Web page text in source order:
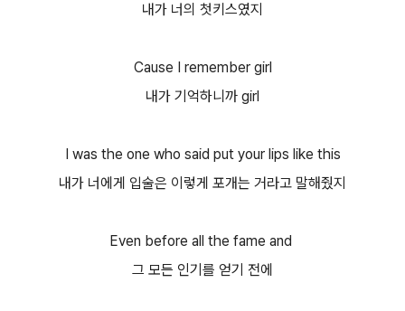
내가 너의 첫키스였지
Cause I remember girl
내가 기억하니까 girl
I was the one who said put your lips like this
내가 너에게 입술은 이렇게 포개는 거라고 말해줬지
Even before all the fame and
그 모든 인기를 얻기 전에